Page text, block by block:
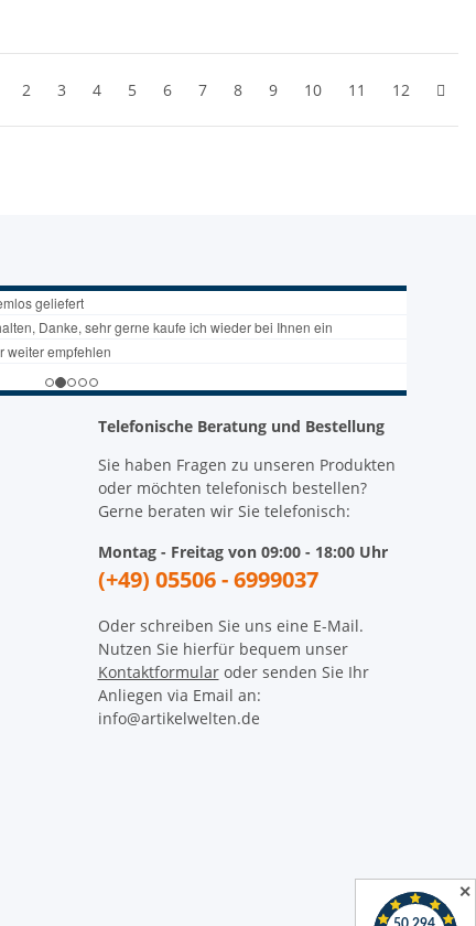
2 3 4 5 6 7 8 9 10 11 12
Telefonische Beratung und Bestellung
Sie haben Fragen zu unseren Produkten
oder möchten telefonisch bestellen?
Gerne beraten wir Sie telefonisch:
Montag - Freitag von 09:00 - 18:00 Uhr
(+49) 05506 - 6999037
Oder schreiben Sie uns eine E-Mail.
Nutzen Sie hierfür bequem unser
Kontaktformularoder senden Sie Ihr
Anliegen via Email an:
info@artikelwelten.de
✕